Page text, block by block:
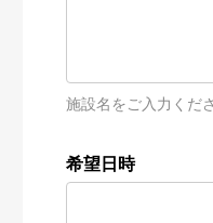
施設名をご入力くだ
希望日時